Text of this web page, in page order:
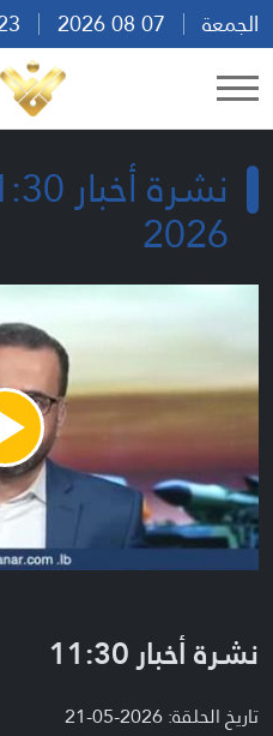
الجمعة
2026
Play
Video
نشرة أخبار 11:30
تاريخ الحلقة: 2026-05-21